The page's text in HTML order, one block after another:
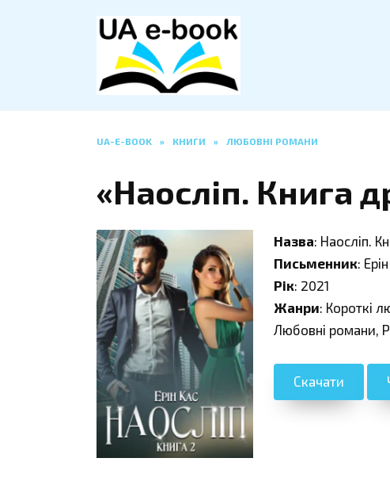
UA-E-BOOK » КНИГИ » ЛЮБОВНІ РОМАНИ
«Наосліп. Книга
Назва: Наосліп.
Письменник:
Рік: 2021
Жанри: Короткі
Любовні романи,
Скачати